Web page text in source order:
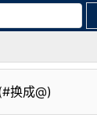
换成@)